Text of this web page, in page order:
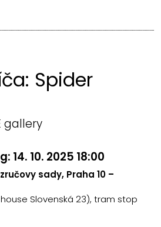
Spider
gallery
14. 10. 2025 18:00
sady, Praha 10 –
Slovenská 23), tram stop